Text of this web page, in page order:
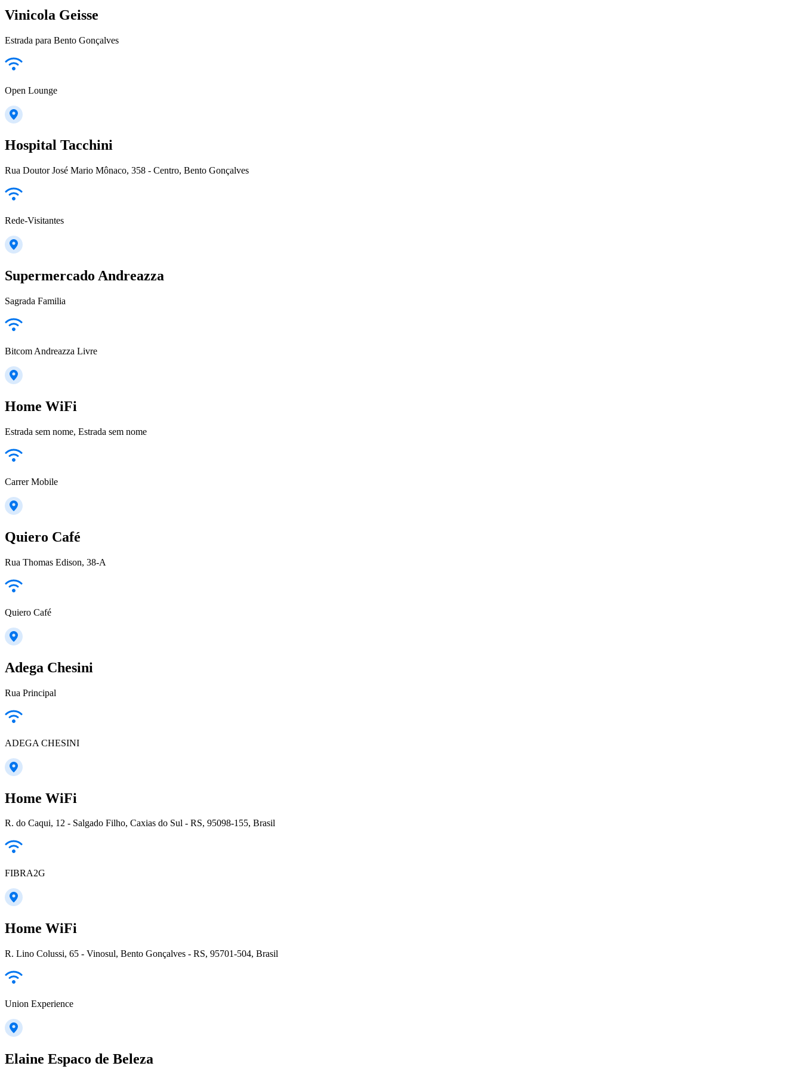
Vinicola Geisse
Estrada para Bento Gonçalves
Open Lounge
Hospital Tacchini
Rua Doutor José Mario Mônaco, 358 - Centro, Bento Gonçalves
Rede-Visitantes
Supermercado Andreazza
Sagrada Familia
Bitcom Andreazza Livre
Home WiFi
Estrada sem nome, Estrada sem nome
Carrer Mobile
Quiero Café
Rua Thomas Edison, 38-A
Quiero Café
Adega Chesini
Rua Principal
ADEGA CHESINI
Home WiFi
R. do Caqui, 12 - Salgado Filho, Caxias do Sul - RS, 95098-155, Brasil
FIBRA2G
Home WiFi
R. Lino Colussi, 65 - Vinosul, Bento Gonçalves - RS, 95701-504, Brasil
Union Experience
Elaine Espaco de Beleza